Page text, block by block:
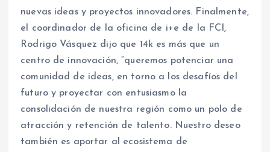
nuevas ideas y proyectos innovadores. Finalmente,
el coordinador de la oficina de i+e de la FCI,
Rodrigo Vásquez dijo que 14k es más que un
centro de innovación, “queremos potenciar una
comunidad de ideas, en torno a los desafíos del
futuro y proyectar con entusiasmo la
consolidación de nuestra región como un polo de
atracción y retención de talento. Nuestro deseo
también es aportar al ecosistema de